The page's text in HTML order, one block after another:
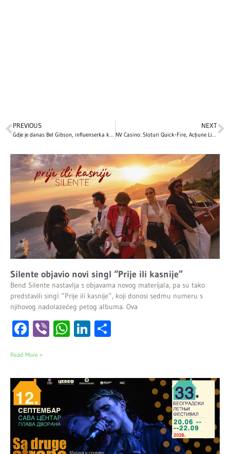
PREVIOUS
Gdje je danas Bel Gibson, influenserka koja je surovo prevarila svijet lažirajući da je teško bolesna?
NEXT
NV Casino: Sloturi Quick‑Fire, Acțiune Live și Câștiguri Instantanee pentru Jucătorul Rapid
Silente objavio novi singl “Prije ili kasnije”
Bend Silente nastavlja s objavama novog materijala, pa su tako
predstavili singl “Prije ili kasnije”, koji donosi sedmu numeru s
njihovog nadolazećeg petog albuma. Ova
Facebook
ViberWhatsApp
LinkedIn
Read More »